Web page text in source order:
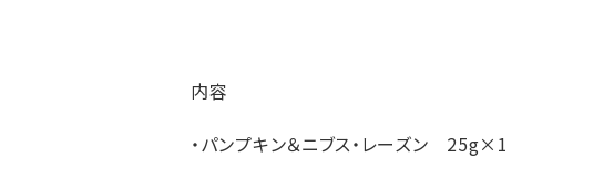
内容
・パンプキン＆ニブス・レーズン 25g×1